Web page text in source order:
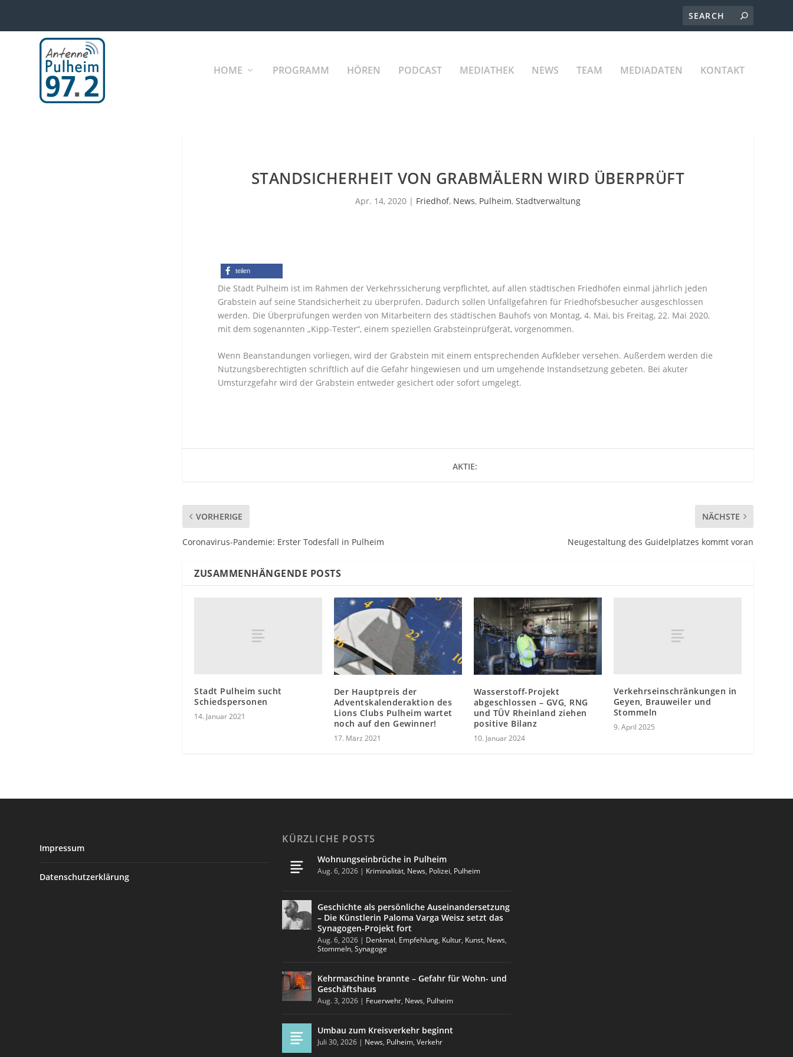
HOME PROGRAMM HÖREN PODCAST MEDIATHEK NEWS TEAM MEDIADATEN KONTAKT
STANDSICHERHEIT VON GRABMÄLERN WIRD ÜBERPRÜFT
Apr. 14, 2020| Friedhof, News, Pulheim, Stadtverwaltung
teilen
Die Stadt Pulheim ist im Rahmen der Verkehrssicherung verpflichtet, auf allen städtischen Friedhöfen einmal jährlich jeden
Grabstein auf seine Standsicherheit zu überprüfen. Dadurch sollen Unfallgefahren für Friedhofsbesucher ausgeschlossen
werden. Die Überprüfungen werden von Mitarbeitern des städtischen Bauhofs von Montag, 4. Mai, bis Freitag, 22. Mai 2020,
mit dem sogenannten „Kipp-Tester“, einem speziellen Grabsteinprüfgerät, vorgenommen.
Wenn Beanstandungen vorliegen, wird der Grabstein mit einem entsprechenden Aufkleber versehen. Außerdem werden die
Nutzungsberechtigten schriftlich auf die Gefahr hingewiesen und um umgehende Instandsetzung gebeten. Bei akuter
Umsturzgefahr wird der Grabstein entweder gesichert oder sofort umgelegt.
AKTIE:
VORHERIGE
Coronavirus-Pandemie: Erster Todesfall in Pulheim
NÄCHSTE
Neugestaltung des Guidelplatzes kommt voran
ZUSAMMENHÄNGENDE POSTS
Stadt Pulheim sucht
Schiedspersonen
14. Januar 2021
Der Hauptpreis der
Adventskalenderaktion des
Lions Clubs Pulheim wartet
noch auf den Gewinner!
17. März 2021
Wasserstoff-Projekt
abgeschlossen – GVG, RNG
und TÜV Rheinland ziehen
positive Bilanz
10. Januar 2024
Verkehrseinschränkungen in
Geyen, Brauweiler und
Stommeln
9. April 2025
Impressum
Datenschutzerklärung
KÜRZLICHE POSTS
Wohnungseinbrüche in Pulheim
Aug. 6, 2026 | Kriminalität, News, Polizei, Pulheim
Geschichte als persönliche Auseinandersetzung
– Die Künstlerin Paloma Varga Weisz setzt das
Synagogen-Projekt fort
Aug. 6, 2026 | Denkmal, Empfehlung, Kultur, Kunst, News,
Stommeln,Synagoge
Kehrmaschine brannte – Gefahr für Wohn- und
Geschäftshaus
Aug. 3, 2026 | Feuerwehr, News, Pulheim
Umbau zum Kreisverkehr beginnt
Juli 30, 2026 | News, Pulheim,Verkehr